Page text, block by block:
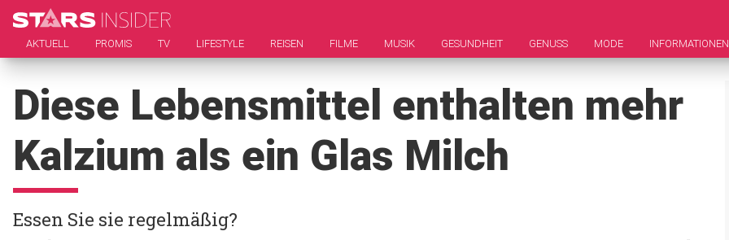
AKTUELL PROMIS TV LIFESTYLE REISEN FILME MUSIK GESUNDHEIT GENUSS MODE INFORMATIONEN
Diese Lebensmittel enthalten mehr
Kalzium als ein Glas Milch
Essen Sie sie regelmäßig?